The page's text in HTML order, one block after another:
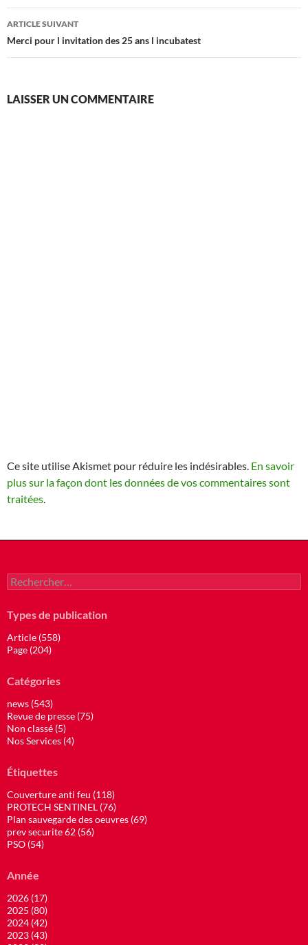
articles
ARTICLE SUIVANT
Merci pour l invitation des 25 ans l incubatest
LAISSER UN COMMENTAIRE
Ce site utilise Akismet pour réduire les indésirables. En savoir
plus sur la façon dont les données de vos commentaires sont
traitées
Rechercher :
Types de publication
Article (558)
Page (204)
Catégories
news (543)
Revue de presse (75)
Non classé (5)
Nos Services (4)
Étiquettes
Couverture anti feu (118)
PROTECH SENTINEL (76)
Plan sauvegarde des oeuvres (69)
prev securite 62 (56)
PSO (54)
Année
2026 (17)
2025 (80)
2024 (42)
2023 (43)